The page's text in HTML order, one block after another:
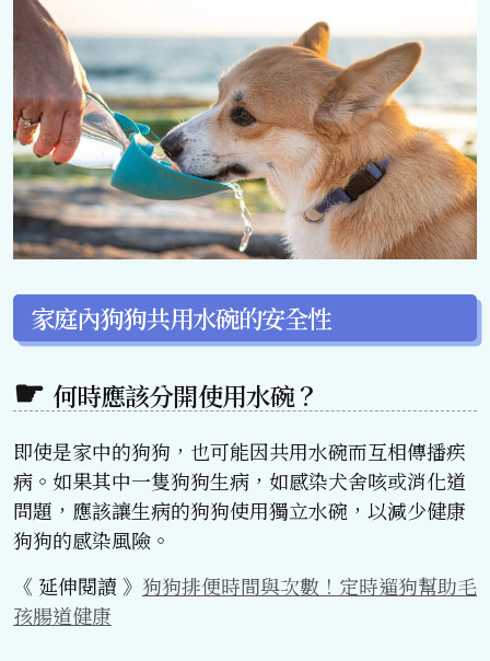
家庭內狗狗共用水碗的安全性
何時應該分開使用水碗？
即使是家中的狗狗，也可能因共用水碗而互相傳播疾
病。如果其中一隻狗狗生病，如感染犬舍咳或消化道
問題，應該讓生病的狗狗使用獨立水碗，以減少健康
狗狗的感染風險。
《 延伸閱讀 》 狗狗排便時間與次數！定時遛狗幫助毛
孩腸道健康